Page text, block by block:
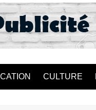
CULTURE